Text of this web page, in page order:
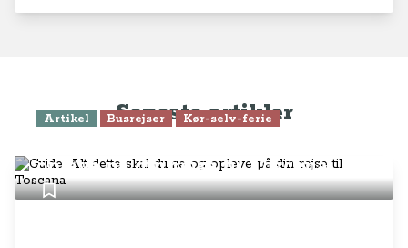
Seneste artikler
Artikel Busrejser Kør-selv-ferie
opleve på din rejse til Toscana